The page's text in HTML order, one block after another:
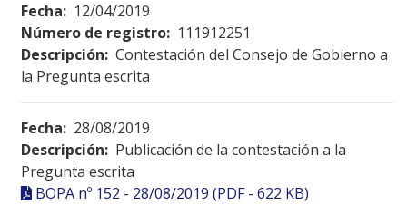
Fecha: 12/04/2019
Número de registro: 111912251
Descripción: Contestación del Consejo de Gobierno a
la Pregunta escrita
Fecha: 28/08/2019
Descripción: Publicación de la contestación a la
Pregunta escrita
BOPA nº 152 - 28/08/2019 (PDF - 622 KB)